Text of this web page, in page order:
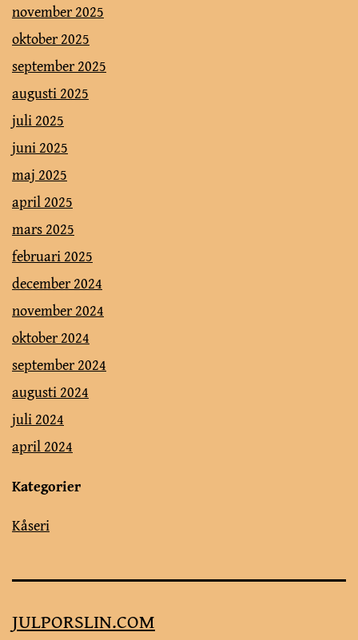
november 2025
oktober 2025
september 2025
augusti 2025
juli 2025
juni 2025
maj 2025
april 2025
mars 2025
februari 2025
december 2024
november 2024
oktober 2024
september 2024
augusti 2024
juli 2024
april 2024
Kategorier
Kåseri
JULPORSLIN.COM